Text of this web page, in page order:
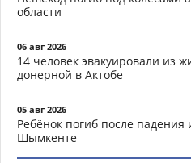
области
06 авг 2026
14 человек эвакуировали из
донерной в Актобе
05 авг 2026
Ребёнок погиб после падения
Шымкенте